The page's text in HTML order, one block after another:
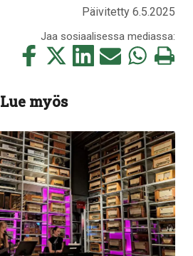
Päivitetty 6.5.2025
Jaa sosiaalisessa mediassa:
Jaa
tämä
Jaa
Jaa
tämä
Jaa
Jaa
Tulosta
Lue myös